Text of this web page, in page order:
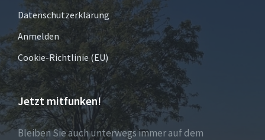
Datenschutzerklärung
Anmelden
Cookie-Richtlinie (EU)
Jetzt mitfunken!
Bleiben Sie auch unterwegs immer auf dem